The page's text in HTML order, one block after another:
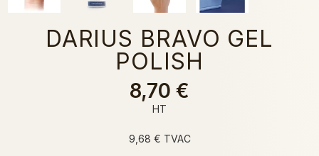
DARIUS BRAVO GEL
POLISH
8,70 €
HT
9,68 € TVAC